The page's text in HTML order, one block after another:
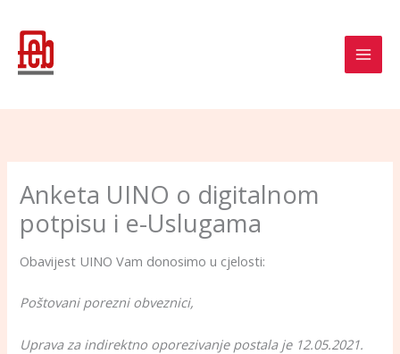
content
Anketa UINO o digitalnom
potpisu i e-Uslugama
Obavijest UINO Vam donosimo u cjelosti:
Poštovani porezni obveznici,
Uprava za indirektno oporezivanje postala je 12.05.2021.